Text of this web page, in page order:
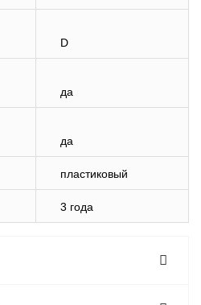
D
да
да
пластиковый
3 года